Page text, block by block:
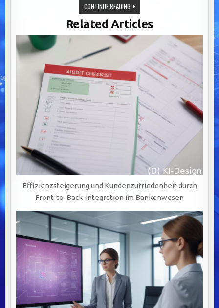
CONTINUE READINGEFFIZIENTE
INTEGRATION
VON
LEGACY-
SYSTEMEN:
SCHLÜSSEL
ZU
DURCH
BPM-
LÖSUNGEN
Related Articles
Effizienzsteigerung und Kundenzufriedenheit durch
Front-to-Back-Integration im Bankenwesen